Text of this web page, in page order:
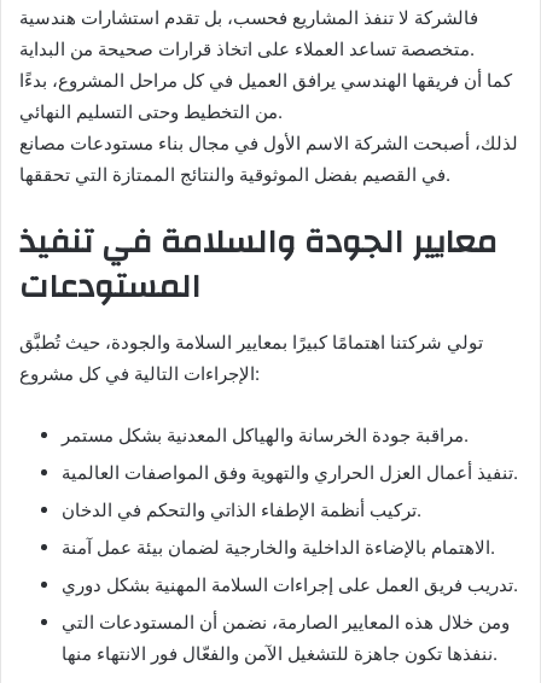
فالشركة لا تنفذ المشاريع فحسب، بل تقدم استشارات هندسية
متخصصة تساعد العملاء على اتخاذ قرارات صحيحة من البداية.
كما أن فريقها الهندسي يرافق العميل في كل مراحل المشروع، بدءًا
من التخطيط وحتى التسليم النهائي.
لذلك، أصبحت الشركة الاسم الأول في مجال بناء مستودعات مصانع
في القصيم بفضل الموثوقية والنتائج الممتازة التي تحققها.
معايير الجودة والسلامة في تنفيذ
المستودعات
تولي شركتنا اهتمامًا كبيرًا بمعايير السلامة والجودة، حيث تُطبَّق
الإجراءات التالية في كل مشروع:
مراقبة جودة الخرسانة والهياكل المعدنية بشكل مستمر.
تنفيذ أعمال العزل الحراري والتهوية وفق المواصفات العالمية.
تركيب أنظمة الإطفاء الذاتي والتحكم في الدخان.
الاهتمام بالإضاءة الداخلية والخارجية لضمان بيئة عمل آمنة.
تدريب فريق العمل على إجراءات السلامة المهنية بشكل دوري.
ومن خلال هذه المعايير الصارمة، نضمن أن المستودعات التي
ننفذها تكون جاهزة للتشغيل الآمن والفعّال فور الانتهاء منها.